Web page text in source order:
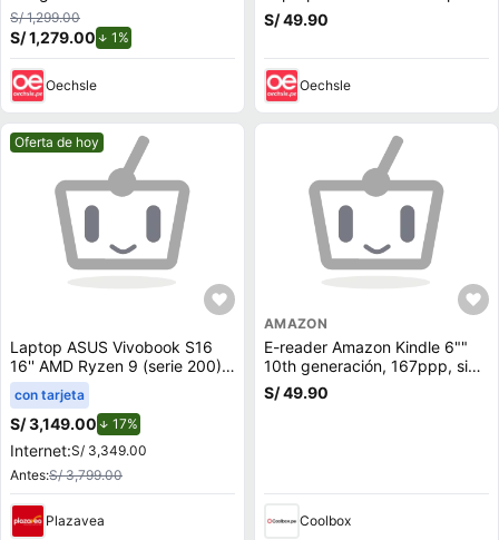
S/ 1,299.00
S/ 1,279.00 1%
Oechsle
hasta 17
S/ 49.90
Oechsle
Mejor precio.
Oferta de hoy
Laptop ASUS Vivobook S16
16'' AMD Ryzen 9 (serie 200)
16GB 512GB SSD M3607HA-
RP082W
con tarjeta
S/ 3,149.00 17%
Internet:S/ 3,349.00
Antes:S/ 3,799.00
Plazavea
AMAZON
E-reader Amazon Kindle 6""
10th generación, 167ppp, sin
reflejos, 8GB, 512MB ram,
negro
S/ 49.90
Coolbox